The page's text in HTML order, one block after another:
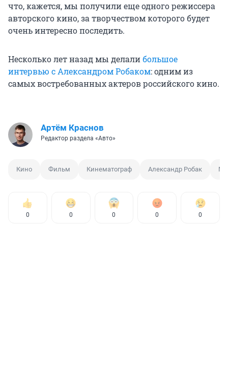
что, кажется, мы получили еще одного режиссера
авторского кино, за творчеством которого будет
очень интересно последить.
Несколько лет назад мы делалибольшое
интервью с Александром Робаком: одним из
самых востребованных актеров российского кино.
Артём Краснов
Редактор раздела «Авто»
Кино Фильм Кинематограф Александр Робак
0 0 0 0 0